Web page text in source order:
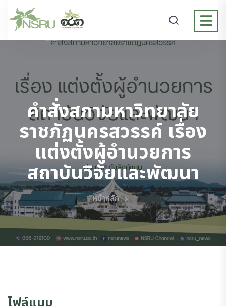
คำสั่งสภามหาวิทยาลัย
ราชภัฏนครสวรรค์ เรื่อง
แต่งตั้งผู้อำนวยการ
สถาบันวิจัยและพัฒนา
หน้าหลัก